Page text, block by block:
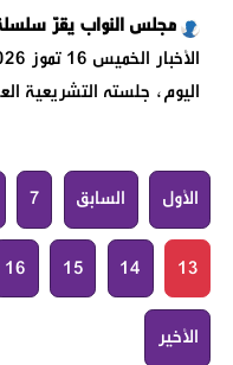
مجلس النواب يقرّ
اليوم، جلسته التشريعية
الأول السابق 7
13
14
15
16
الأخير